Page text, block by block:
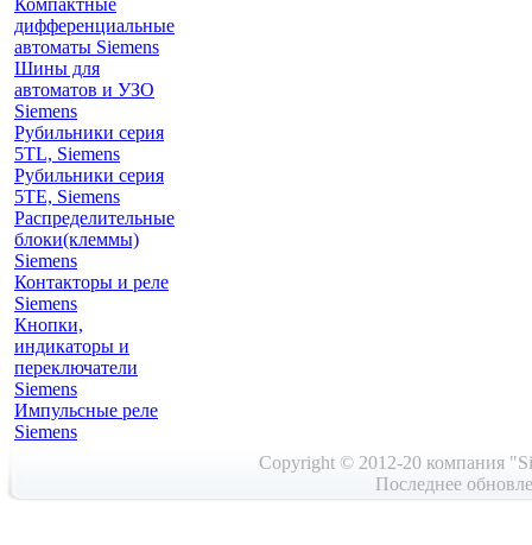
Компактные
дифференциальные
автоматы Siemens
Шины для
автоматов и УЗО
Siemens
Рубильники серия
5TL, Siemens
Рубильники серия
5TE, Siemens
Распределительные
блоки(клеммы)
Siemens
Контакторы и реле
Siemens
Кнопки,
индикаторы и
переключатели
Siemens
Импульсные реле
Siemens
Copyright © 2012-20 компания
Последнее